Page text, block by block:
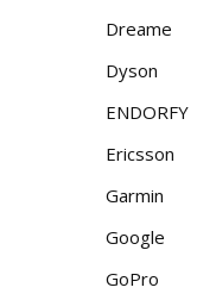
Dreame
Dyson
ENDORFY
Ericsson
Garmin
Google
GoPro